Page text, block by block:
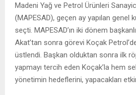
Madeni Yağ ve Petrol Ürünleri
(MAPESAD), geçen ay yapılan genel
seçti. MAPESAD’ın iki dönem
Akat’tan sonra görevi Koçak
üstlendi. Başkan olduktan sonra ilk
yapmayı tercih eden Koçak’la hem
yönetimin hedeflerini, yapacakları